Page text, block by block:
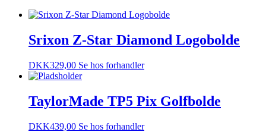
Srixon Z-Star Diamond Logobolde
DKK329,00 Se hos forhandler
TaylorMade TP5 Pix Golfbolde
DKK439,00 Se hos forhandler